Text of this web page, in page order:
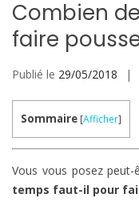
Combien
faire
Publié le 29/05/2018
Sommaire [Afficher]
Vous vous posez
temps faut-il pour